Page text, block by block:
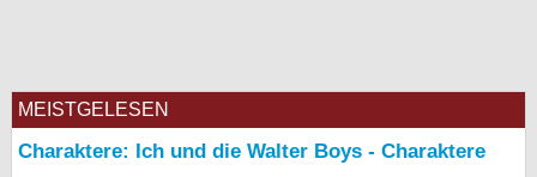
MEISTGELESEN
Charaktere: Ich und die Walter Boys - Charaktere